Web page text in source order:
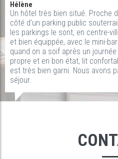
Hélène
Un hôtel très bien situé. Proche
côté d'un parking public
les parkings le sont, en centre-
et bien équippée, avec le mini-
quand on a soif après un
propre et en bon état, lit
est très bien garni. Nous avons
séjour.